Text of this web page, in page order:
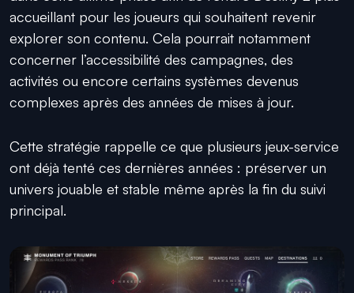
accueillant pour les joueurs qui souhaitent revenir
explorer son contenu. Cela pourrait notamment
concerner l’accessibilité des campagnes, des
activités ou encore certains systèmes devenus
complexes après des années de mises à jour.
Cette stratégie rappelle ce que plusieurs jeux-service
ont déjà tenté ces dernières années : préserver un
univers jouable et stable même après la fin du suivi
principal.